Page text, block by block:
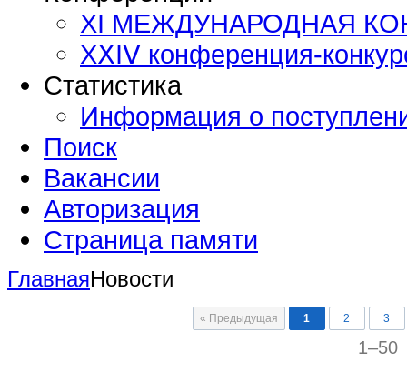
XI МЕЖДУНАРОДНАЯ
ХⅩΙⅤ конференция-
Статистика
Информация о
Поиск
Вакансии
Авторизация
Страница памяти
ГлавнаяНовости
« Предыдущая 1 2 3
1–50